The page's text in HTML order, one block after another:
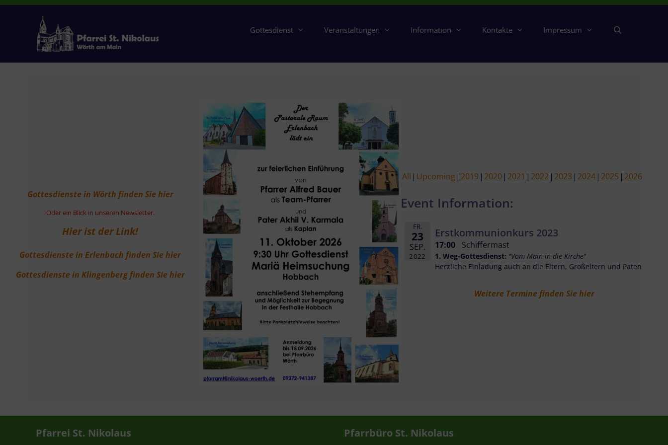
Zum
Gottesdienst Veranstaltungen Information Kontakte Impressum
Gottesdienste in Wörth finden Sie hier
Oder ein Blick in unseren Newsletter.
Hier ist der Link!
Gottesdienste in Erlenbach finden Sie hier
Gottesdienste in Klingenberg finden Sie hier
All Upcoming 2019 2020 2021 2022 2023 2024 2025 2026
Event Information:
FR.
23
SEP.
2022
Erstkommunionkurs 2023
17:00 Schiffermast
1. Weg-Gottesdienst: "Vom Main in die Kirche"
Herzliche Einladung auch an die Eltern, Großeltern und Paten
Weitere Termine finden Sie hier
Pfarrei St. Nikolaus Pfarrbüro St. Nikolaus